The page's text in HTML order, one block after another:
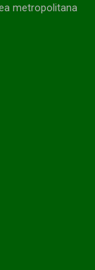
metropolitana